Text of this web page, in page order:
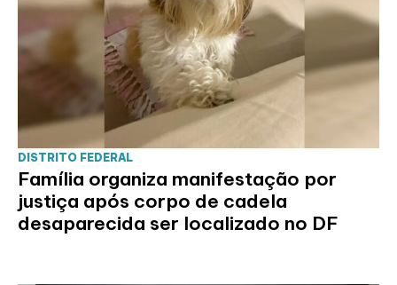
DISTRITO FEDERAL
Família organiza manifestação por
justiça após corpo de cadela
desaparecida ser localizado no DF